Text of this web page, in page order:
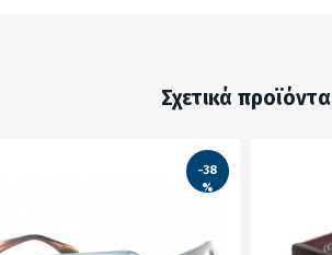
Σχετικά προϊόντα
-38
%